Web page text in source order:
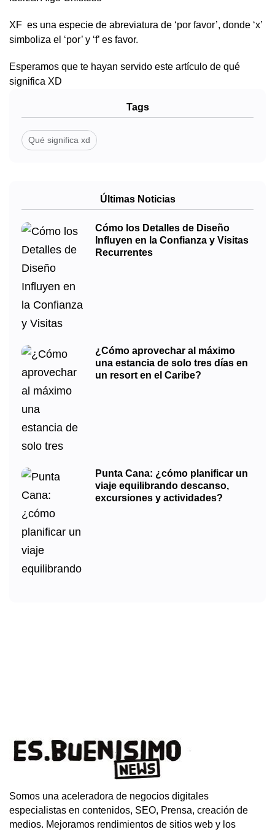
XF es una especie de abreviatura de ‘por favor’, donde ‘x’
simboliza el ‘por’ y ‘f’ es favor.
Esperamos que te hayan servido este artículo de qué
significa XD
Tags
Qué significa xd
Últimas Noticias
Cómo los Detalles de Diseño
Influyen en la Confianza y Visitas
Recurrentes
¿Cómo aprovechar al máximo
una estancia de solo tres días en
un resort en el Caribe?
Punta Cana: ¿cómo planificar un
viaje equilibrando descanso,
excursiones y actividades?
Somos una aceleradora de negocios digitales
especialistas en contenidos, SEO, Prensa, creación de
medios. Mejoramos rendimientos de sitios web y los